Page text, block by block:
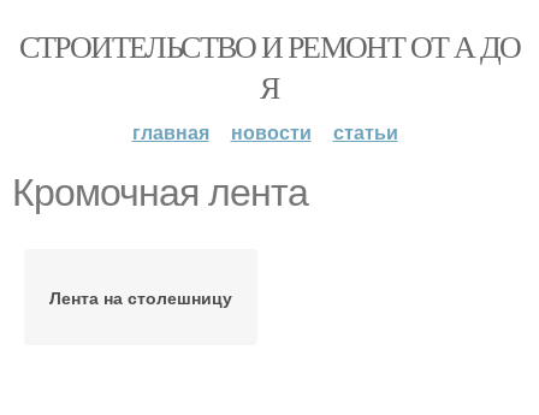
СТРОИТЕЛЬСТВО И РЕМОНТ ОТ А ДО
Я
главная новости статьи
Кромочная лента
Лента на столешницу